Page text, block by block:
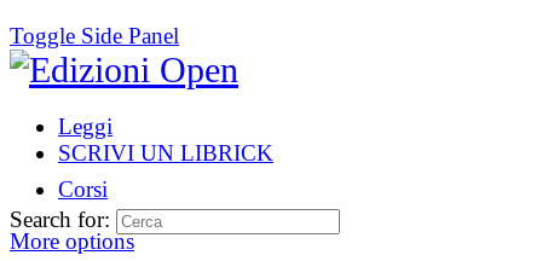
Toggle Side Panel
Leggi
SCRIVI UN LIBRICK
Corsi
More options
Search for: